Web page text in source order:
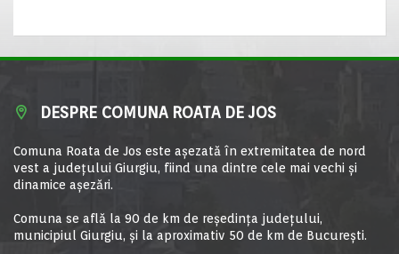
DESPRE COMUNA ROATA DE JOS
Comuna Roata de Jos este aşezată în extremitatea de nord
vest a judeţului Giurgiu, fiind una dintre cele mai vechi şi
dinamice aşezări.
Comuna se află la 90 de km de reşedinţa judeţului,
municipiul Giurgiu, şi la aproximativ 50 de km de Bucureşti.